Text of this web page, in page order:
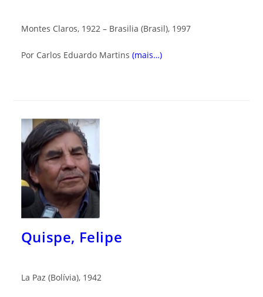
Montes Claros, 1922 – Brasilia (Brasil), 1997
Por Carlos Eduardo Martins (mais…)
Quispe, Felipe
La Paz (Bolívia), 1942